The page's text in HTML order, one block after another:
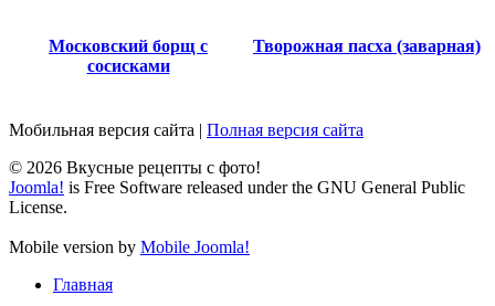
Московский борщ с
сосисками
Творожная пасха (заварная)
Мобильная версия сайта | Полная версия сайта
© 2026 Вкусные рецепты с фото!
Joomla! is Free Software released under the GNU General Public
License.
Mobile version by Mobile Joomla!
Главная